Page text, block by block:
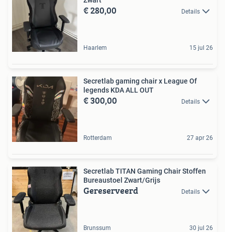
€ 280,00 Details
Haarlem 15 jul 26
Secretlab gaming chair x League Of
legends KDA ALL OUT
€ 300,00 Details
Rotterdam 27 apr 26
Secretlab TITAN Gaming Chair Stoffen
Bureaustoel Zwart/Grijs
Gereserveerd Details
Brunssum 30 jul 26